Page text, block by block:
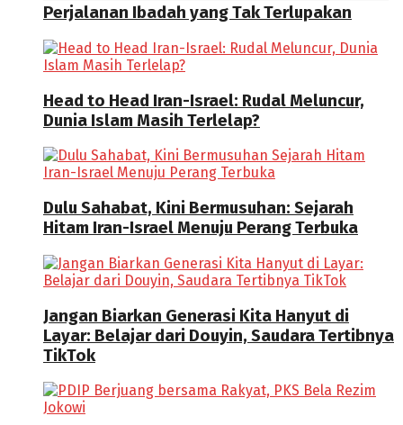
Perjalanan Ibadah yang Tak Terlupakan
Head to Head Iran-Israel: Rudal Meluncur,
Dunia Islam Masih Terlelap?
Dulu Sahabat, Kini Bermusuhan: Sejarah
Hitam Iran-Israel Menuju Perang Terbuka
Jangan Biarkan Generasi Kita Hanyut di
Layar: Belajar dari Douyin, Saudara Tertibnya
TikTok